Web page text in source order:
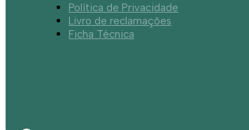
Política de Privacidade
Livro de reclamações
Ficha Técnica